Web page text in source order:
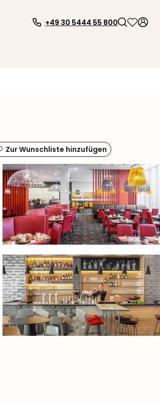
+49 30 5444 55 800
Zur Wunschliste hinzufügen